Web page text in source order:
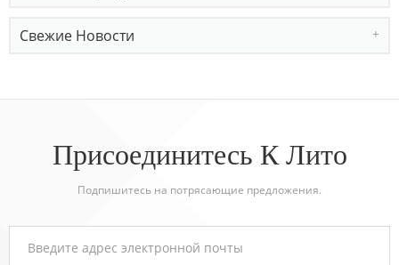
Свежие Новости
Присоединитесь К Лито
Подпишитесь на потрясающие предложения.